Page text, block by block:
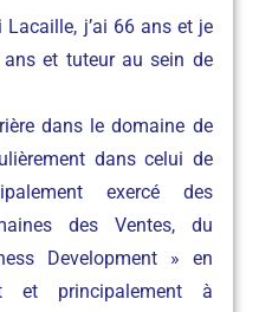
Lacaille, j’ai 66 ans et je
et tuteur au sein de
dans le domaine de
dans celui de
exercé des
des Ventes, du
Development » en
et principalement à